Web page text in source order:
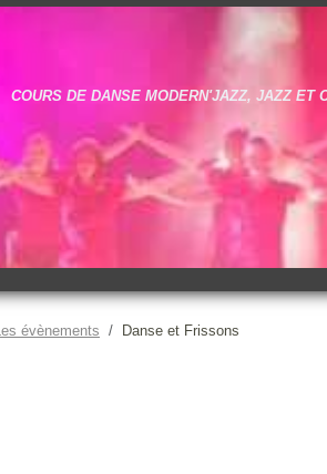
COURS DE DANSE MODERN'JAZZ, JAZZ ET
Les évènements Danse et Frissons